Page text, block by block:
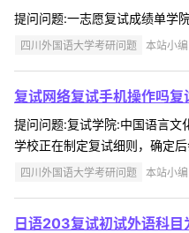
提问问题:一志愿复试成绩单学
四川外国语大学考研问题 本站小
复试网络复试手机操作吗
提问问题:复试学院:中国语言
学校正在制定复试细则，确定
四川外国语大学考研问题 本站小
日语203复试初试外语科